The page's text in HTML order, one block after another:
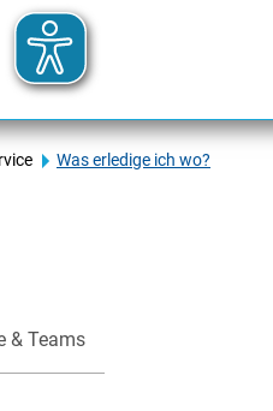
Was erledige ich wo?
& Teams